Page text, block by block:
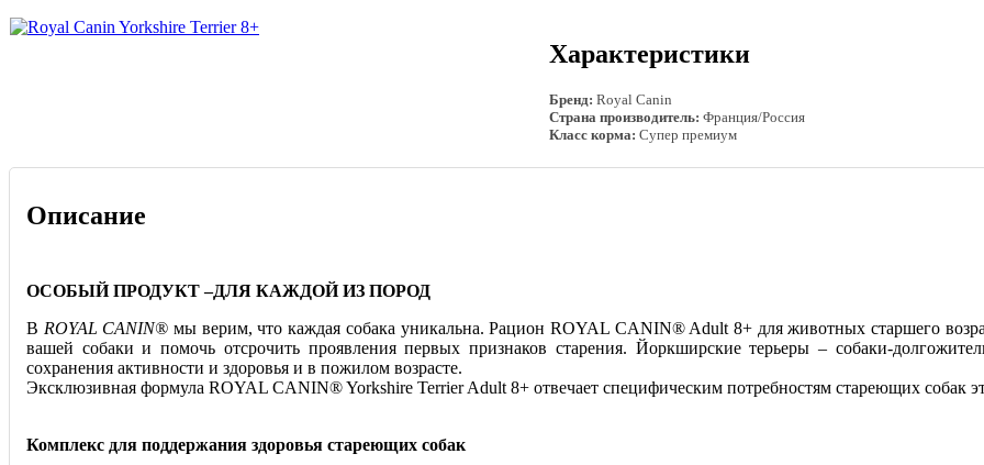
Характеристики
Бренд: Royal Canin
Страна производитель: Франция/Россия
Класс корма: Супер премиум
Описание
ОСОБЫЙ ПРОДУКТ –ДЛЯ КАЖДОЙ ИЗ ПОРОД
В ROYAL CANIN® мы верим, что каждая собака уникальна. Рацион ROYAL CANIN® Adult 8+ для животных старшего
вашей собаки и помочь отсрочить проявления первых признаков старения. Йоркширские терьеры – собаки-
сохранения активности и здоровья и в пожилом возрасте.
Эксклюзивная формула ROYAL CANIN® Yorkshire Terrier Adult 8+ отвечает специфическим потребностям стареющих собак
Комплекс для поддержания здоровья стареющих собак